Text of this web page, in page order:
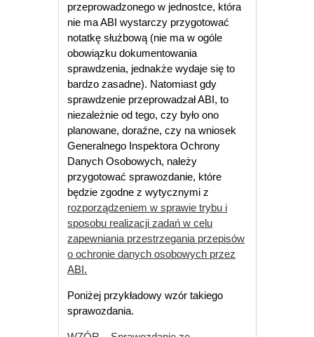
przeprowadzonego w jednostce, która
nie ma ABI wystarczy przygotować
notatkę służbową (nie ma w ogóle
obowiązku dokumentowania
sprawdzenia, jednakże wydaje się to
bardzo zasadne). Natomiast gdy
sprawdzenie przeprowadzał ABI, to
niezależnie od tego, czy było ono
planowane, doraźne, czy na wniosek
Generalnego Inspektora Ochrony
Danych Osobowych, należy
przygotować sprawozdanie, które
będzie zgodne z wytycznymi z
rozporządzeniem w sprawie trybu i
sposobu realizacji zadań w celu
zapewniania przestrzegania przepisów
o ochronie danych osobowych przez
ABI.
Poniżej przykładowy wzór takiego
sprawozdania.